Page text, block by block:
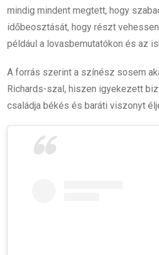
mindig mindent megtett, hogy
időbeosztását, hogy részt
például a lovasbemutatókon és az
A forrás szerint a színész sosem
Richards-szal, hiszen igyekezett
családja békés és baráti viszonyt